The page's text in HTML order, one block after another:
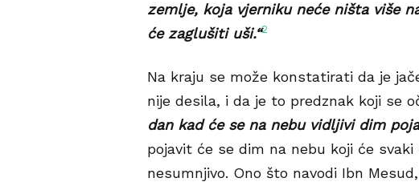
zemlje, koja vjerniku neće ništa više
će zaglušiti uši.“2
Na kraju se može konstatirati da je
nije desila, i da je to predznak koji se
dan kad će se na nebu vidljivi dim
pojavit će se dim na nebu koji će
nesumnjivo. Ono što navodi Ibn